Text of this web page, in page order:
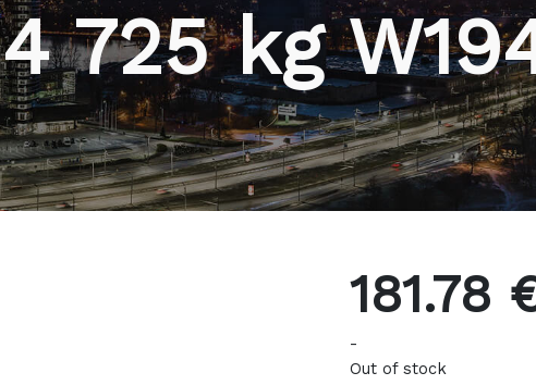
725 kg
181.78
-
Out of stock